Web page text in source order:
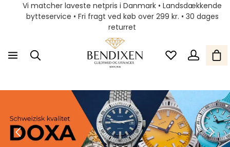
Vi matcher laveste netpris i Danmark • Landsdækkende
bytteservice • Fri fragt ved køb over 299 kr. • 30 dages
returret